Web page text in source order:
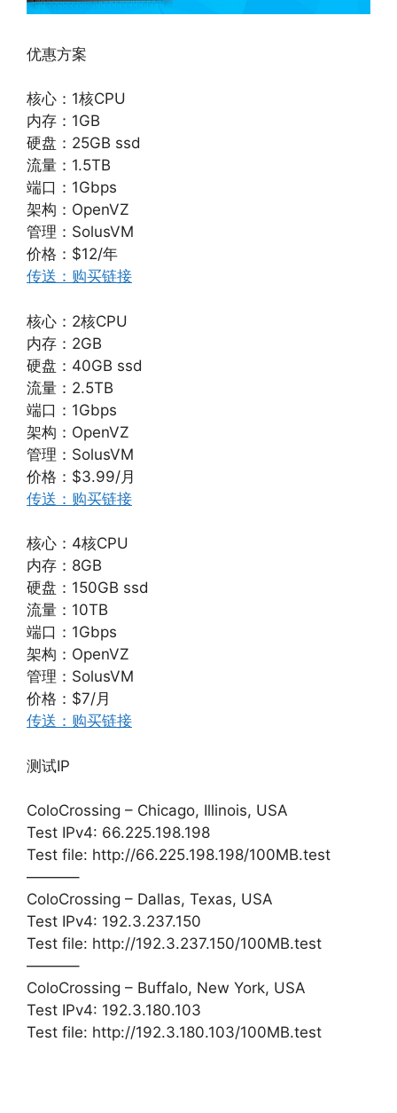
优惠方案
核心：1核CPU
内存：1GB
硬盘：25GB ssd
流量：1.5TB
端口：1Gbps
架构：OpenVZ
管理：SolusVM
价格：$12/年
传送：购买链接
核心：2核CPU
内存：2GB
硬盘：40GB ssd
流量：2.5TB
端口：1Gbps
架构：OpenVZ
管理：SolusVM
价格：$3.99/月
传送：购买链接
核心：4核CPU
内存：8GB
硬盘：150GB ssd
流量：10TB
端口：1Gbps
架构：OpenVZ
管理：SolusVM
价格：$7/月
传送：购买链接
测试IP
ColoCrossing – Chicago, Illinois, USA
Test IPv4: 66.225.198.198
Test file: http://66.225.198.198/100MB.test
———–
ColoCrossing – Dallas, Texas, USA
Test IPv4: 192.3.237.150
Test file: http://192.3.237.150/100MB.test
———–
ColoCrossing – Buffalo, New York, USA
Test IPv4: 192.3.180.103
Test file: http://192.3.180.103/100MB.test